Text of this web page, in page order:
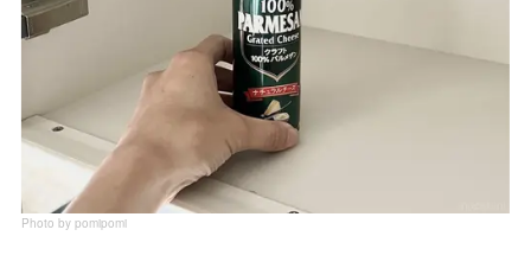
Photo by pomipomi